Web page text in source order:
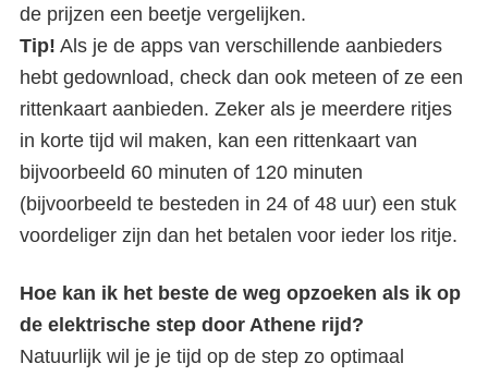
de prijzen een beetje vergelijken.
Tip! Als je de apps van verschillende aanbieders
hebt gedownload, check dan ook meteen of ze een
rittenkaart aanbieden. Zeker als je meerdere ritjes
in korte tijd wil maken, kan een rittenkaart van
bijvoorbeeld 60 minuten of 120 minuten
(bijvoorbeeld te besteden in 24 of 48 uur) een stuk
voordeliger zijn dan het betalen voor ieder los ritje.
Hoe kan ik het beste de weg opzoeken als ik op
de elektrische step door Athene rijd?
Natuurlijk wil je je tijd op de step zo optimaal